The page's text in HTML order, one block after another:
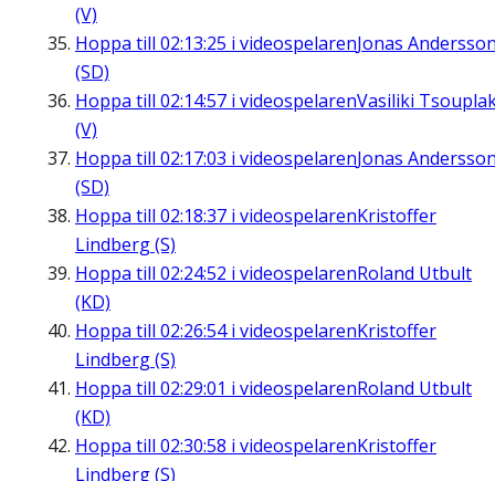
(V)
Hoppa till 02:13:25 i videospelarenJonas
(SD)
Hoppa till 02:14:57 i videospelarenVasiliki
(V)
Hoppa till 02:17:03 i videospelarenJonas
(SD)
Hoppa till 02:18:37 i videospelarenKristoffer
Lindberg (S)
Hoppa till 02:24:52 i videospelarenRoland Utbult
(KD)
Hoppa till 02:26:54i videospelarenKristoffer
Lindberg (S)
Hoppa till 02:29:01 i videospelarenRoland Utbult
(KD)
Hoppa till 02:30:58 i videospelarenKristoffer
Lindberg (S)